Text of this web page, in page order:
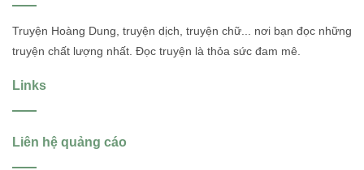
Truyện Hoàng Dung, truyện dịch, truyện chữ... nơi bạn đọc những
truyện chất lượng nhất. Đọc truyện là thỏa sức đam mê.
Links
Liên hệ quảng cáo